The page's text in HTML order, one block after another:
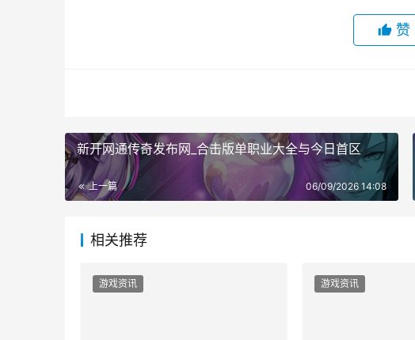
赞
新开网通传奇发布网_合击版单职业大全与今日首区
上一篇 06/09/2026 14:08
相关推荐
游戏资讯 游戏资讯